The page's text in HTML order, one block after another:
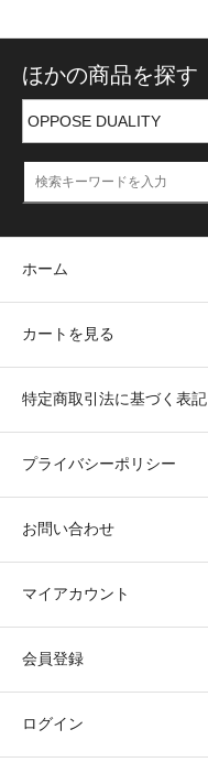
ほかの商品を探す
ホーム
カートを見る
特定商取引法に基づく表記
プライバシーポリシー
お問い合わせ
マイアカウント
会員登録
ログイン